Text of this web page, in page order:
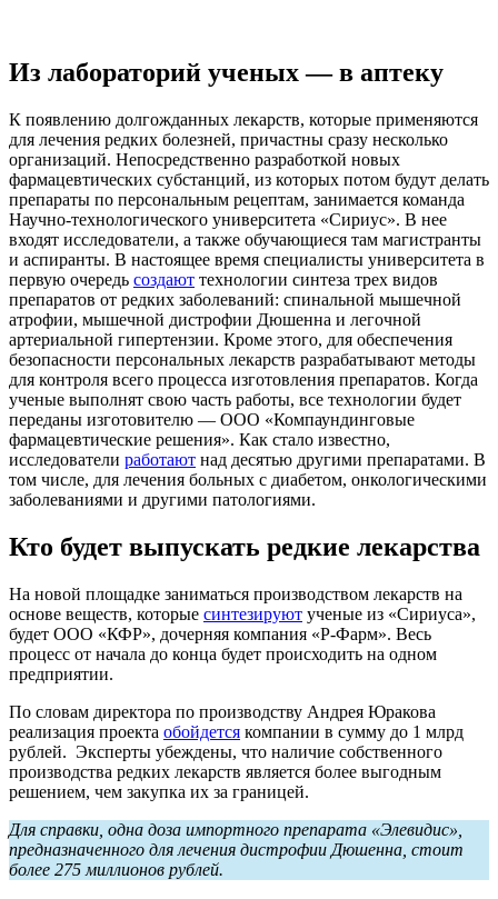
Из лабораторий ученых — в аптеку
К появлению долгожданных лекарств, которые применяются
для лечения редких болезней, причастны сразу несколько
организаций. Непосредственно разработкой новых
фармацевтических субстанций, из которых потом будут делать
препараты по персональным рецептам, занимается команда
Научно-технологического университета «Сириус». В нее
входят исследователи, а также обучающиеся там магистранты
и аспиранты. В настоящее время специалисты университета в
первую очередь создают технологии синтеза трех видов
препаратов от редких заболеваний: спинальной мышечной
атрофии, мышечной дистрофии Дюшенна и легочной
артериальной гипертензии. Кроме этого, для обеспечения
безопасности персональных лекарств разрабатывают методы
для контроля всего процесса изготовления препаратов. Когда
ученые выполнят свою часть работы, все технологии будет
переданы изготовителю — ООО «Компаундинговые
фармацевтические решения». Как стало известно,
исследователи работают над десятью другими препаратами. В
том числе, для лечения больных с диабетом, онкологическими
заболеваниями и другими патологиями.
Кто будет выпускать редкие лекарства
На новой площадке заниматься производством лекарств на
основе веществ, которые синтезируют ученые из «Сириуса»,
будет ООО «КФР», дочерняя компания «Р-Фарм». Весь
процесс от начала до конца будет происходить на одном
предприятии.
По словам директора по производству Андрея Юракова
реализация проекта обойдется компании в сумму до 1 млрд
рублей. Эксперты убеждены, что наличие собственного
производства редких лекарств является более выгодным
решением, чем закупка их за границей.
Для справки, одна доза импортного препарата «Элевидис»,
предназначенного для лечения дистрофии Дюшенна, стоит
более 275 миллионов рублей.